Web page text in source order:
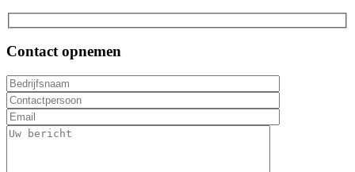
Ga
naar
inhoud
Contact opnemen